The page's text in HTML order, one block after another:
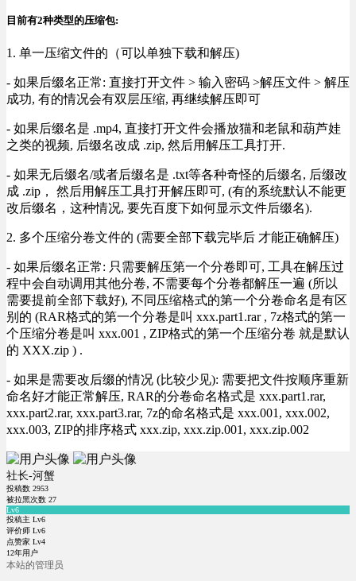
目前有2种类型的压缩包:
1. 单一压缩文件的（可以单独下载和解压)
- 如果后缀名正常: 直接打开文件 > 输入密码 >解压文件 > 解压
成功, 有的情况会有双层压缩, 再继续解压即可
- 如果后缀名是 .mp4, 直接打开文件会播放猫和老鼠和葫芦娃
之类的视频, 后缀名改成 .zip, 然后用解压工具打开.
- 如果无后缀名/或者后缀名是 .txt等各种奇怪的后缀名, 后缀改
成 .zip， 然后用解压工具打开解压即可, (有的系统默认不能更
改后缀名，这种情况, 要先百度下如何显示文件后缀名).
2. 多个压缩分卷文件的 (需要全部下载完毕后 才能正确解压)
- 如果后缀名正常: 只需要解压第一个分卷即可, 工具在解压过
程中会自动调用其他分卷, 不需要每个分卷都解压一遍 (所以
需要提前全部下载好), 不同压缩格式的第一个分卷命名是有区
别的 (RAR格式的第一个分卷是叫 xxx.part1.rar , 7z格式的第一
个压缩分卷是叫 xxx.001 , ZIP格式的第一个压缩分卷 就是默认
的 XXX.zip ) .
- 如果是需要改后缀的情况 (比较少见): 需要把文件按顺序重新
命名好才能正常解压, RAR的分卷命名格式是 xxx.part1.rar,
xxx.part2.rar, xxx.part3.rar, 7z的命名格式是 xxx.001, xxx.002,
xxx.003, ZIP的排序格式 xxx.zip, xxx.zip.001, xxx.zip.002
社长-河蟹
投稿数 2953
被拉黑次数 27
Lv6
投稿主 Lv6
评价师 Lv6
点赞家 Lv4
12年用户
本站的管理员